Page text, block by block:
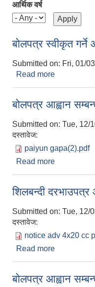
आर्थिक वर्ष
बोलपत्र स्वीकृत
Submitted on: Fri, 01/
Read more
बोलपत्र आह्वान
Submitted on: Tue, 12/
दस्तावेज:
paiyun gapa(2).pdf
Read more
शिलबन्दी
Submitted on: Tue, 12/
दस्तावेज:
notice adv 4x20 cc
Read more
बोलपत्र आह्वान